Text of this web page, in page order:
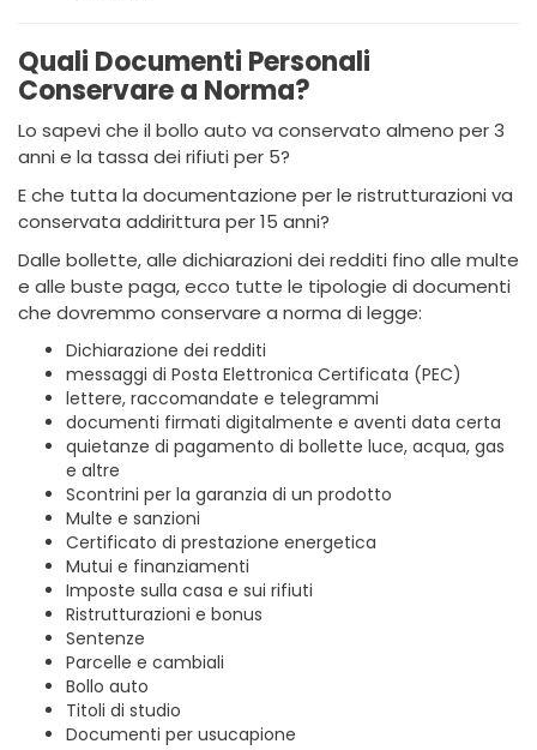
Quali Documenti Personali
Conservare a Norma?
Lo sapevi che il bollo auto va conservato almeno per 3
anni e la tassa dei rifiuti per 5?
E che tutta la documentazione per le ristrutturazioni va
conservata addirittura per 15 anni?
Dalle bollette, alle dichiarazioni dei redditi fino alle multe
e alle buste paga, ecco tutte le tipologie di documenti
che dovremmo conservare a norma di legge:
Dichiarazione dei redditi
messaggi di Posta Elettronica Certificata (PEC)
lettere, raccomandate e telegrammi
documenti firmati digitalmente e aventi data certa
quietanze di pagamento di bollette luce, acqua, gas
e altre
Scontrini per la garanzia di un prodotto
Multe e sanzioni
Certificato di prestazione energetica
Mutui e finanziamenti
Imposte sulla casa e sui rifiuti
Ristrutturazioni e bonus
Sentenze
Parcelle e cambiali
Bollo auto
Titoli di studio
Documenti per usucapione